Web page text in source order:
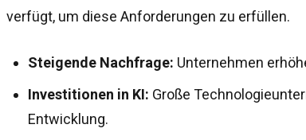
verfügt, um diese Anforderungen zu erfüllen.
Steigende Nachfrage: Unternehmen
Investitionen in KI: Große
Entwicklung.